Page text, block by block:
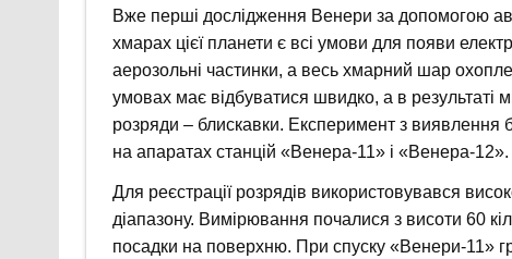
Вже перші дослідження Венери за допомогою
хмарах цієї планети є всі умови для появи
аерозольні частинки, а весь хмарний шар
умовах має відбуватися швидко, а в результаті
розряди – блискавки. Експеримент з
на апаратах станцій «Венера-11» і «Венера-12».
Для реєстрації розрядів використовувався
діапазону. Вимірювання почалися з висоти 60
посадки на поверхню. При спуску «Венери-11»